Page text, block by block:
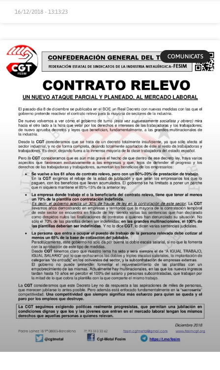
16/12/2018 - 13:13:23
COMUNICATS